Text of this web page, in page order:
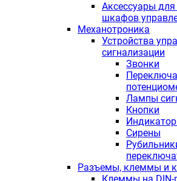
Аксессуары
шкафов
Механотроника
Устройства
сигнализации
Звонки
Лампы
Кнопки
Сирены
Разъемы, клеммы и
Клеммы на DIN-